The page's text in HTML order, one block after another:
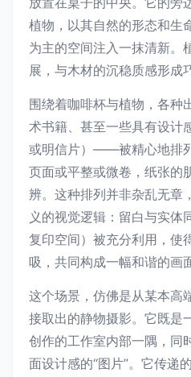
植物，以其自然的形态和生
为主的空间注入一抹清新。
展，与木材的沉稳质感形成
围绕着咖啡杯与植物，各
术书籍、甚至一些具有设计
或明信片）——被精心地排
页面或平整或微卷，纸张的
辨。这种排列并非杂乱无章
义的视觉逻辑：留白与实体
复印空间）被充分利用，使
吸，共同构成一幅和谐的画
这个场景，仿佛是从某本高
接取出的静物摄影。它既是
创作的工作室内部一隅，同
面设计感的“图片”。它传递